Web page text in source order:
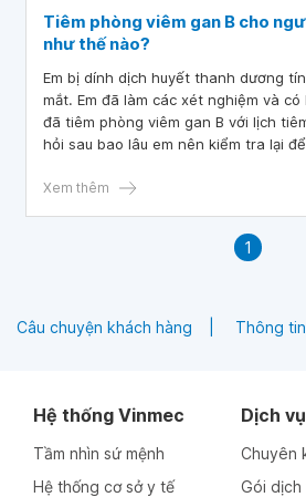
Tiêm phòng viêm gan B cho
như thế nào?
Em bị dính dịch huyết thanh dương
mắt. Em đã làm các xét nghiệm và có
đã tiêm phòng viêm gan B với lịch
hỏi sau bao lâu em nên kiểm tra lại
phơi nhiễm như thế nào?
Xem thêm
1
Câu chuyện khách hàng Thông
Hệ thống Vinmec
Tầm nhìn sứ mệnh
Hệ thống cơ sở y tế
Dịch vụ
Chuyên
Gói dịch